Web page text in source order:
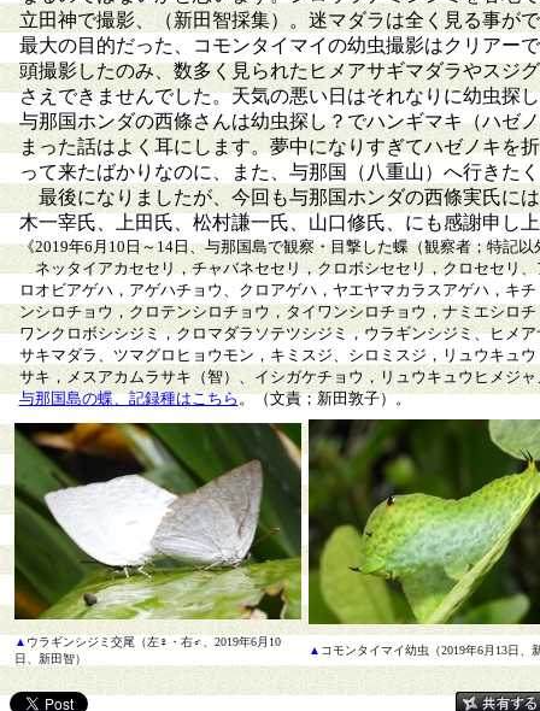
立田神で撮影、（新田智採集）。迷マダラは全く見る事が
最大の目的だった、コモンタイマイの幼虫撮影はクリアー
頭撮影したのみ、数多く見られたヒメアサギマダラやスジ
さえできませんでした。天気の悪い日はそれなりに幼虫探
与那国ホンダの西條さんは幼虫探し？でハンギマキ（ハゼ
まった話はよく耳にします。夢中になりすぎてハゼノキを
って来たばかりなのに、また、与那国（八重山）へ行きた
最後になりましたが、今回も与那国ホンダの西條実氏に
木一宰氏、上田氏、松村謙一氏、山口修氏、にも感謝申し
《2019年6月10日～14日、与那国島で観察・目撃した蝶（観察者；特記
ネッタイアカセセリ，チャバネセセリ，クロボシセセリ，クロセセリ
ロオビアゲハ，アゲハチョウ、クロアゲハ，ヤエヤマカラスアゲハ，キ
ンシロチョウ，クロテンシロチョウ，タイワンシロチョウ，ナミエシロ
ワンクロボシシジミ，クロマダラソテツシジミ，ウラギンシジミ、ヒメ
サキマダラ、ツマグロヒョウモン，キミスジ、シロミスジ，リュウキュ
サキ，メスアカムラサキ（智）、イシガケチョウ，リュウキュウヒメジ
与那国島の蝶、記録種はこちら。（文責；新田敦子）。
▲ ウラギンシジミ交尾（左♀・右♂、2019年6月10
日、新田智）
▲ コモンタイマイ幼虫（2019年6月13日、